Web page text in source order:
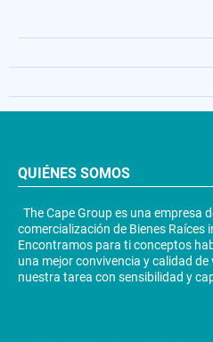
QUIÉNES SOMOS
The Cape Group es una empresa
comercialización de Bienes Raíces
Encontramos para ti conceptos
una mejor convivencia y calidad
nuestra tarea con sensibilidad y